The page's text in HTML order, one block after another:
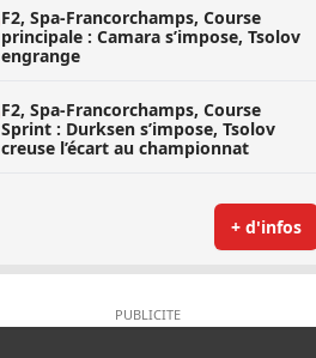
F2, Spa-Francorchamps, Course
principale : Camara s’impose, Tsolov
engrange
F2, Spa-Francorchamps, Course
Sprint : Durksen s’impose, Tsolov
creuse l’écart au championnat
+ d'infos